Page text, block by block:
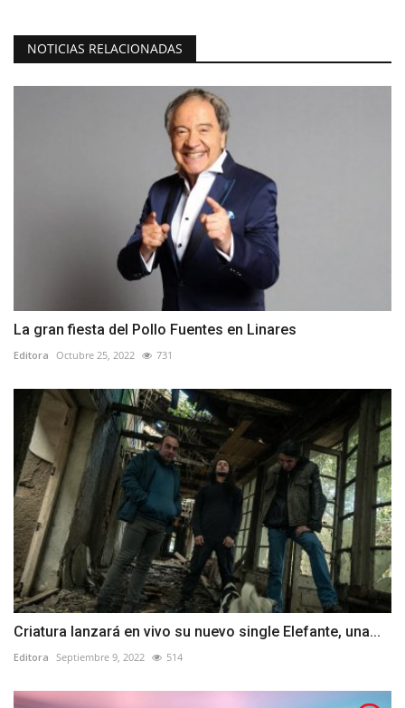
NOTICIAS RELACIONADAS
La gran fiesta del Pollo Fuentes en Linares
Editora Octubre 25, 2022 731
Criatura lanzará en vivo su nuevo single Elefante, una...
Editora Septiembre 9, 2022 514